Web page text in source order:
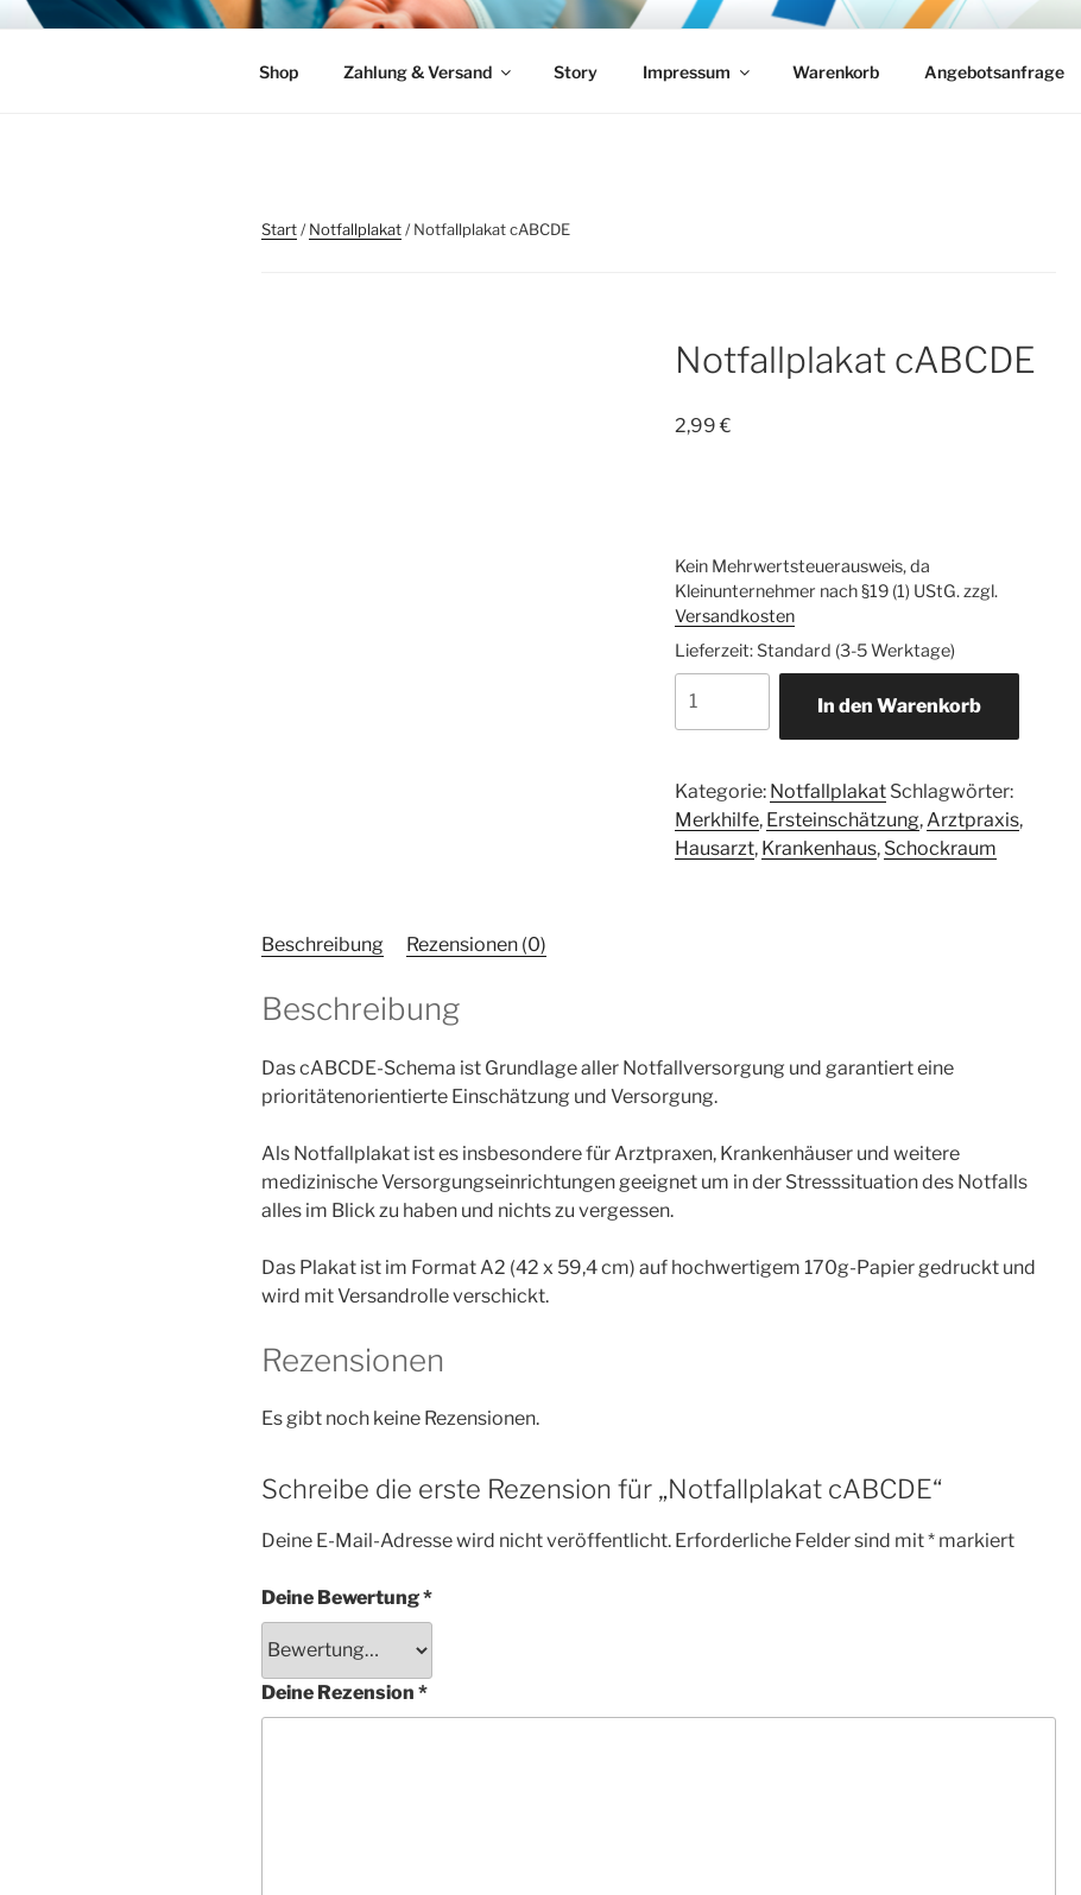
Zum
SPIEGEL MEDICAL-SOLUTIONS
Individuelle Lösungen für die Notfallmedizin
Shop Zahlung & Versand Story Impressum Warenkorb Angebotsanfrage
Start/Notfallplakat/ Notfallplakat cABCDE
Notfallplakat cABCDE
2,99€
Kein Mehrwertsteuerausweis, da
Kleinunternehmer nach §19 (1) UStG.zzgl.
Versandkosten
Lieferzeit:Standard (3-5 Werktage)
cABCDE
In den Warenkorb
Kategorie: Notfallplakat Schlagwörter:
Merkhilfe, Ersteinschätzung, Arztpraxis,
Hausarzt, Krankenhaus, Schockraum
Beschreibung Rezensionen (0)
Beschreibung
Das cABCDE-Schema ist Grundlage aller Notfallversorgung und garantiert eine
prioritätenorientierte Einschätzung und Versorgung.
Als Notfallplakat ist es insbesondere für Arztpraxen, Krankenhäuser und weitere
medizinische Versorgungseinrichtungen geeignet um in der Stresssituation des Notfalls
alles im Blick zu haben und nichts zu vergessen.
Das Plakat ist im Format A2 (42 x 59,4 cm) auf hochwertigem 170g-Papier gedruckt und
wird mit Versandrolle verschickt.
Rezensionen
Es gibt noch keine Rezensionen.
Schreibe die erste Rezension für „Notfallplakat cABCDE“
Deine E-Mail-Adresse wird nicht veröffentlicht. Erforderliche Felder sind mit* markiert
Deine Bewertung*
Deine Rezension *